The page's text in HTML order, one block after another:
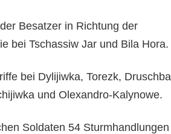
Besatzer in Richtung der
bei Tschassiw Jar und Bila Hora.
bei Dylijiwka, Torezk, Druschba
und Olexandro-Kalynowe.
Soldaten 54 Sturmhandlungen